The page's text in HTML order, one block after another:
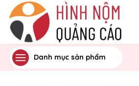
Skip
content
Danh mục sản phẩm